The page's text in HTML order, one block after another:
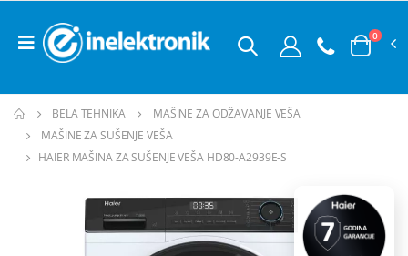
0
BELA TEHNIKA
MAŠINE ZA ODŽAVANJE VEŠA
MAŠINE ZA SUŠENJE VEŠA
HAIER MAŠINA ZA SUŠENJE VEŠA HD80-A2939E-S